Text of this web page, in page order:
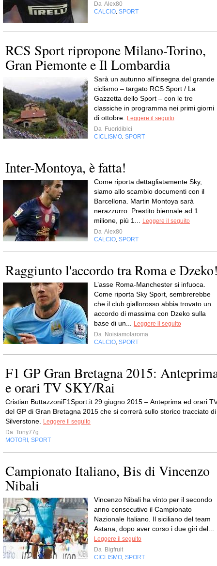
Da Alex80
CALCIO SPORT
RCS Sport ripropone Milano-Torino,
Gran Piemonte e Il Lombardia
Sarà un autunno all’insegna del grande
ciclismo – targato RCS Sport / La
Gazzetta dello Sport – con le tre
classiche in programma nei primi giorni
di ottobre.
Leggere il seguito
Da Fuoridibici
CICLISMO SPORT
Inter-Montoya, è fatta!
Come riporta dettagliatamente Sky,
siamo allo scambio documenti con il
Barcellona. Martin Montoya sarà
nerazzurro. Prestito biennale ad 1
milione, più 1...
Leggere il seguito
Da Alex80
CALCIO SPORT
Raggiunto l'accordo tra Roma e
L’asse Roma-Manchester si infuoca.
Come riporta Sky Sport, sembrerebbe
che il club giallorosso abbia trovato un
accordo di massima con Dzeko sulla
base di un...
Leggere il seguito
Da Noisiamolaroma
CALCIO SPORT
F1 GP Gran Bretagna 2015:
e orari TV SKY/Rai
Cristian ButtazzoniF1Sport.it 29 giugno 2015 – Anteprima ed orari
del GP di Gran Bretagna 2015 che si correrà sullo storico tracciato di
Silverstone.
Leggere il seguito
Da Tony77g
MOTORI
SPORT
Campionato Italiano, Bis di Vincenzo
Nibali
Vincenzo Nibali ha vinto per il secondo
anno consecutivo il Campionato
Nazionale Italiano. Il siciliano del team
Astana, dopo aver corso i due giri del...
Leggere il seguito
Da Bigfruit
CICLISMO SPORT